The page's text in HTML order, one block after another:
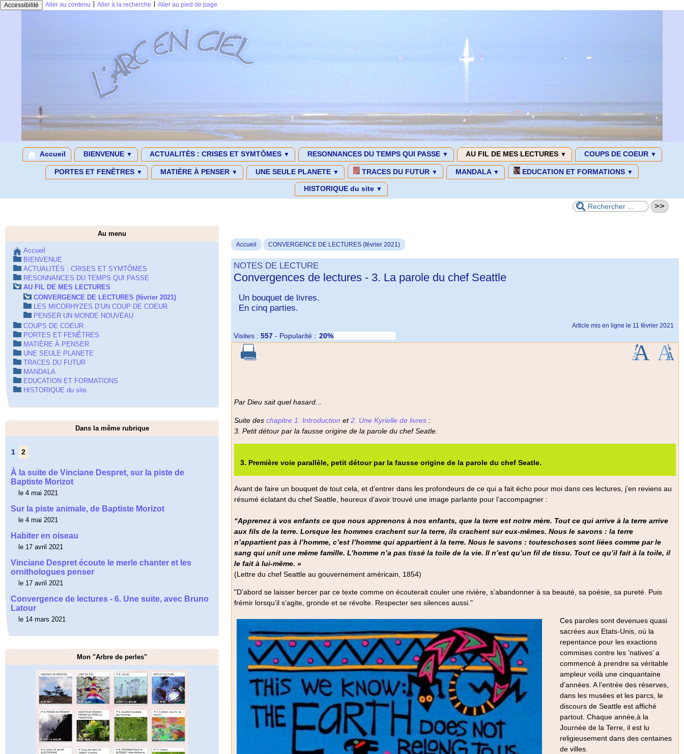
Accessibilité Aller au contenu Aller à la recherche Aller au pied de page
Accueil BIENVENUE ▼ ACTUALITÉS : CRISES ET SYMTÔMES ▼ RESONNANCES DU TEMPS QUI PASSE ▼ AU FIL DE MES LECTURES ▼ COUPS DE COEUR ▼
PORTES ET FENÊTRES ▼ MATIÈRE À PENSER ▼ UNE SEULE PLANETE ▼ TRACES DU FUTUR ▼ MANDALA ▼ EDUCATION ET FORMATIONS ▼
HISTORIQUE du site ▼
Accueil CONVERGENCE DE LECTURES (février 2021)
NOTES DE LECTURE
Convergences de lectures - 3. La parole du chef Seattle
Un bouquet de livres.
En cinq parties.
Article mis en ligne le 11 février 2021
Visites : 557- Popularité : 20%
Par Dieu sait quel hasard...
Suite des chapitre 1. Introduction et2. Une Kyrielle de livres:
3. Petit détour par la fausse origine de la parole du chef Seatle.
3. Première voie parallèle, petit détour par la fausse origine de la parole du chef Seatle.
Avant de faire un bouquet de tout cela, et d’entrer dans les profondeurs de ce qui a fait écho pour moi dans ces lectures, j’en reviens au
résumé éclatant du chef Seattle, heureux d’avoir trouvé une image parlante pour l’accompagner :
“Apprenez à vos enfants ce que nous apprenons à nos enfants, que la terre est notre mère. Tout ce qui arrive à la terre arrive
aux fils de la terre. Lorsque les hommes crachent sur la terre, ils crachent sur eux-mêmes. Nous le savons : la terre
n’appartient pas à l’homme, c’est l’homme qui appartient à la terre. Nous le savons : touteschoses sont liées comme par le
sang qui unit une même famille. L’homme n’a pas tissé la toile de la vie. Il n’est qu’un fil de tissu. Tout ce qu’il fait à la toile, il
le fait à lui-même. »
(Lettre du chef Seattle au gouvernement américain, 1854)
"D’abord se laisser bercer par ce texte comme on écouterait couler une rivière, s’abandonner à sa beauté, sa poésie, sa pureté. Puis
frémir lorsqu’il s’agite, gronde et se révolte. Respecter ses silences aussi."
Ces paroles sont devenues quasi
sacrées aux Etats-Unis, où la
repentance pour les exactions
commises contre les ’natives’ a
commencé à prendre sa véritable
ampleur voilà une cinquantaine
d’années. A l’entrée des réserves,
dans les musées et les parcs, le
discours de Seattle est affiché
partout. Chaque année,à la
Journée de la Terre, il est lu
religieusement dans des centaines
de villes.
Au menu
Accueil
BIENVENUE
ACTUALITÉS : CRISES ET SYMTÔMES
RESONNANCES DU TEMPS QUI PASSE
AU FIL DE MES LECTURES
CONVERGENCE DE LECTURES (février 2021)
LES MICORHYZES D’UN COUP DE COEUR
PENSER UN MONDE NOUVEAU
COUPS DE COEUR
PORTES ET FENÊTRES
MATIÈRE À PENSER
UNE SEULE PLANETE
TRACES DU FUTUR
MANDALA
EDUCATION ET FORMATIONS
HISTORIQUE du site
Dans la même rubrique
1 2
À la suite de Vinciane Despret, sur la piste de
Baptiste Morizot
le 4 mai 2021
Sur la piste animale, de Baptiste Morizot
le 4 mai 2021
Habiter en oiseau
le 17 avril 2021
Vinciane Despret écoute le merle chanter et les
ornithologues penser
le 17 avril 2021
Convergence de lectures - 6. Une suite, avec Bruno
Latour
le 14 mars 2021
Mon "Arbre de perles"